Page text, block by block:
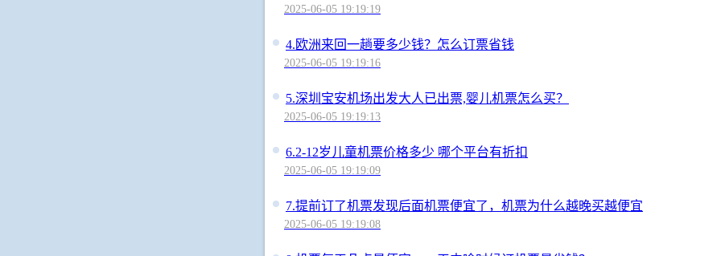
2025-06-05 19:19:19
4.欧洲来回一趟要多少钱？怎么订票省钱
2025-06-05 19:19:16
5.深圳宝安机场出发大人已出票,婴儿机票怎么买？
2025-06-05 19:19:13
6.2-12岁儿童机票价格多少 哪个平台有折扣
2025-06-05 19:19:09
7.提前订了机票发现后面机票便宜了，机票为什么越晚买越便宜
2025-06-05 19:19:08